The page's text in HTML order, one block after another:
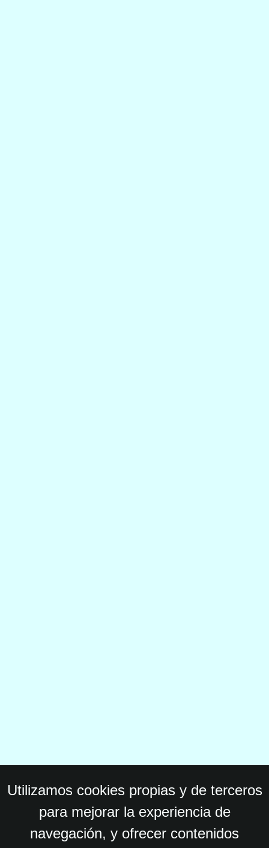
Utilizamos cookies propias y de terceros
para mejorar la experiencia de
navegación, y ofrecer contenidos